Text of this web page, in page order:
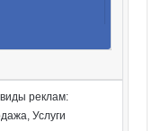
реклам:
Услуги